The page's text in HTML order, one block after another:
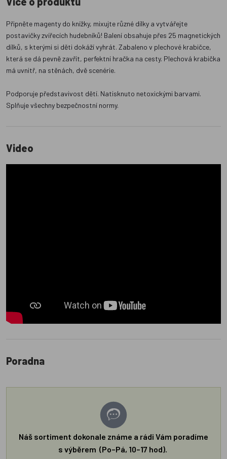
Připněte magenty do knížky, mixujte různé dílky a vytvářejte
postavičky zvířecích hudebníků! Balení obsahuje přes 25 magnetických
dílků, s kterými si děti dokáží vyhrát. Zabaleno v plechové krabičce,
která se dá pevně zavřít, perfektní hračka na cesty. Plechová krabička
má uvnitř, na stěnách, dvě scenérie.
Podporuje představivost dětí. Natisknuto netoxickými barvami.
Splňuje všechny bezpečnostní normy.
Video
Poradna
Náš sortiment dokonale známe a rádi Vám poradíme
s výběrem (Po–Pá, 10–17 hod).